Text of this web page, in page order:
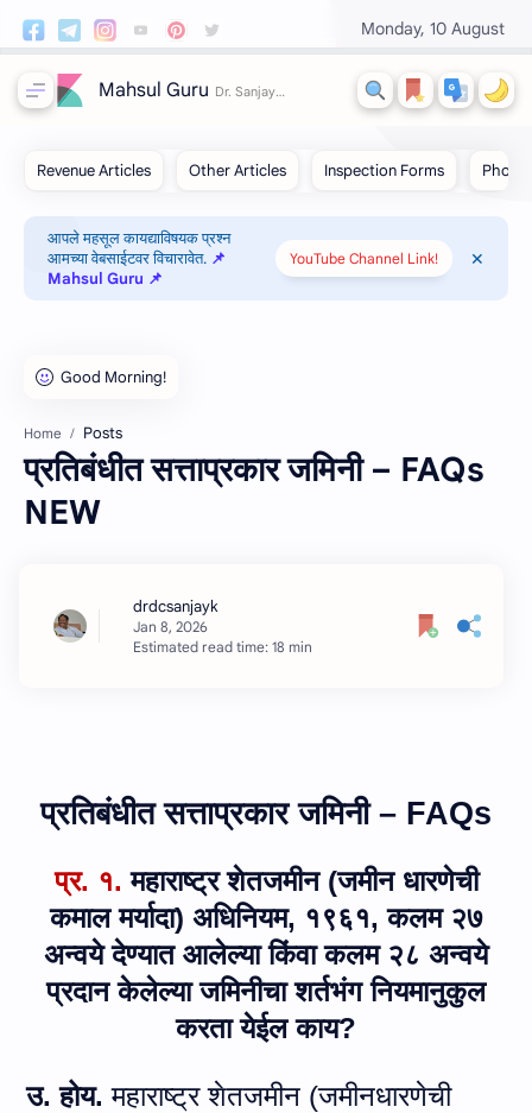
Monday, 10 August
Mahsul Guru
आपले महसूल कायद्याविषयक प्रश्न
आमच्या वेबसाईटवर विचारावेत. 📌
Mahsul Guru 📌
YouTube Channel Link!
Home Posts
प्रतिबंधीत सत्ताप्रकार जमिनी – FAQs
NEW
Estimated read time: 18 min
प्रतिबंधीत सत्ताप्रकार जमिनी – FAQs
प्र. १. महाराष्ट्र शेतजमीन (जमीन धारणेची
कमाल मर्यादा) अधिनियम, १९६१, कलम २७
अन्वये देण्यात आलेल्या किंवा कलम २८ अन्वये
प्रदान केलेल्‍या जमिनीचा शर्तभंग नियमानुकुल
करता येईल काय?
उ. होय. महाराष्ट्र शेतजमीन (जमीनधारणेची